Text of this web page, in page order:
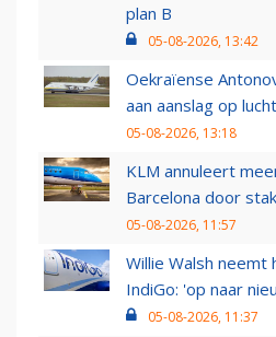
plan B
05-08-2026, 13:42
Oekraïense
aan aanslag op
05-08-2026, 13:18
KLM annuleert
Barcelona door
05-08-2026, 11:57
Willie Walsh
IndiGo: 'op naar
05-08-2026, 11:37